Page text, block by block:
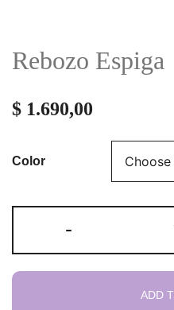
Rebozo Espiga
$ 1.690,00
Color
-
ADD